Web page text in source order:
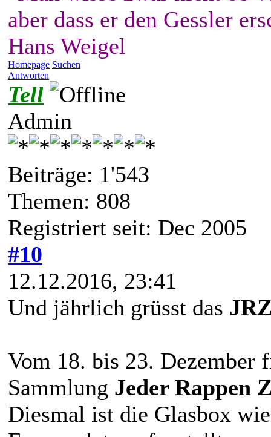
aber dass er den Gessler
Hans Weigel
Homepage Suchen
Antworten
Tell
Admin
Beiträge: 1'543
Themen: 808
Registriert seit: Dec 2005
#10
12.12.2016, 23:41
Und jährlich grüsst das
Vom 18. bis 23. Dezember
Sammlung Jeder Rappen
Diesmal ist die Glasbox